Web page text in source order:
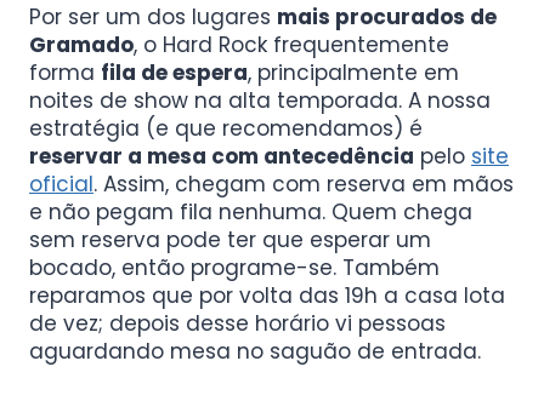
Por ser um dos lugares mais procurados de
Gramado, o Hard Rock frequentemente
forma fila de espera, principalmente em
noites de show na alta temporada. A nossa
estratégia (e que recomendamos) é
reservar a mesa com antecedência pelo site
oficial. Assim, chegam com reserva em mãos
e não pegam fila nenhuma. Quem chega
sem reserva pode ter que esperar um
bocado, então programe-se. Também
reparamos que por volta das 19h a casa lota
de vez; depois desse horário vi pessoas
aguardando mesa no saguão de entrada.